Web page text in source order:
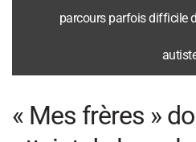
parcours parfois difficile
« Mes frères »